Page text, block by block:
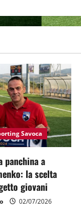
Savoca
panchina a
la scelta
giovani
02/07/2026